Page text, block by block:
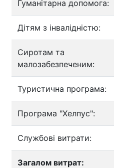
Гуманітарна допомога:
Дітям з інвалідністю:
Сиротам та
малозабезпеченим:
Туристична програма:
Програма "Хелпус":
Службові витрати:
Загалом витрат: